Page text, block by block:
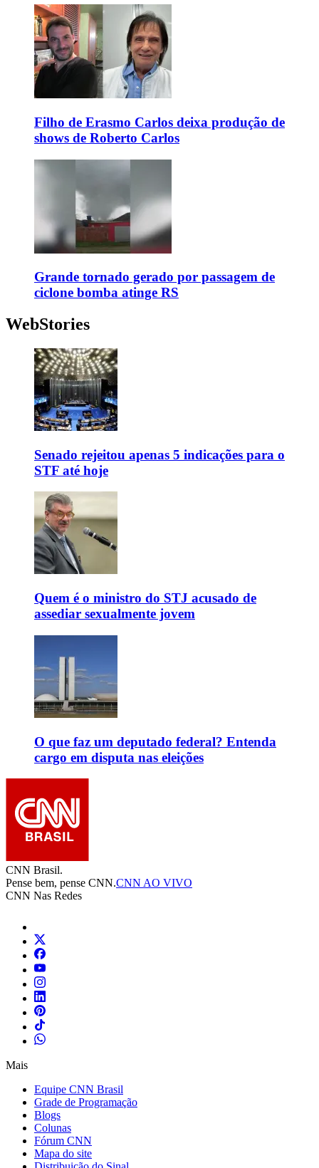
Filho de Erasmo Carlos deixa produção de
shows de Roberto Carlos
Grande tornado gerado por passagem de
ciclone bomba atinge RS
WebStories
Senado rejeitou apenas 5 indicações para o
STF até hoje
Quem é o ministro do STJ acusado de
assediar sexualmente jovem
O que faz um deputado federal? Entenda
cargo em disputa nas eleições
CNN Brasil.
Pense bem, pense CNN.CNN AO VIVO
CNN Nas Redes
Mais
Equipe CNN Brasil
Grade de Programação
Blogs
Colunas
Fórum CNN
Mapa do site